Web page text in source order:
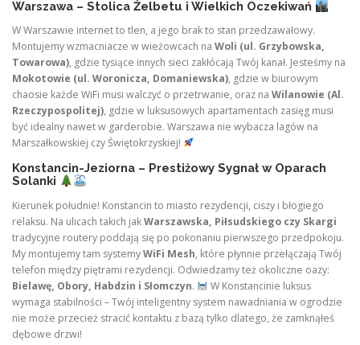
Warszawa – Stolica Żelbetu i Wielkich Oczekiwań
W Warszawie internet to tlen, a jego brak to stan przedzawałowy.
Montujemy wzmacniacze w wieżowcach na Woli (ul. Grzybowska,
Towarowa), gdzie tysiące innych sieci zakłócają Twój kanał. Jesteśmy na
Mokotowie (ul. Woronicza, Domaniewska), gdzie w biurowym
chaosie każde WiFi musi walczyć o przetrwanie, oraz na Wilanowie (Al.
Rzeczypospolitej), gdzie w luksusowych apartamentach zasięg musi
być idealny nawet w garderobie. Warszawa nie wybacza lagów na
Marszałkowskiej czy Świętokrzyskiej!
Konstancin-Jeziorna – Prestiżowy Sygnał w Oparach
Solanki
Kierunek południe! Konstancin to miasto rezydencji, ciszy i błogiego
relaksu. Na ulicach takich jakWarszawska, Piłsudskiego czy Skargi
tradycyjne routery poddają się po pokonaniu pierwszego przedpokoju.
My montujemy tam systemyWiFi Mesh, które płynnie przełączają Twój
telefon między piętrami rezydencji. Odwiedzamy też okoliczne oazy:
Bielawę, Obory, Habdzin i Słomczyn.
W Konstancinie luksus
wymaga stabilności – Twój inteligentny system nawadniania w ogrodzie
nie może przecież stracić kontaktu z bazą tylko dlatego, że zamknąłeś
dębowe drzwi!